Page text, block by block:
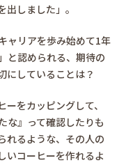
しました」。
ャリアを歩み始めて1年
と認められる、期待の
にしていることは？
ーをカッピングして、
な』って確認したりも
れるような、その人の
いコーヒーを作れるよ